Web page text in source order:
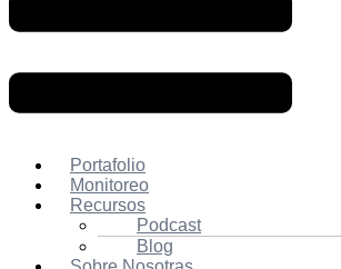
Portafolio
Monitoreo
Recursos
Podcast
Blog